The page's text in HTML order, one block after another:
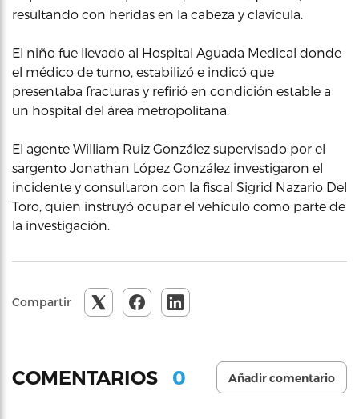
resultando con heridas en la cabeza y clavícula.
El niño fue llevado al Hospital Aguada Medical donde
el médico de turno, estabilizó e indicó que
presentaba fracturas y refirió en condición estable a
un hospital del área metropolitana.
El agente William Ruiz González supervisado por el
sargento Jonathan López González investigaron el
incidente y consultaron con la fiscal Sigrid Nazario Del
Toro, quien instruyó ocupar el vehículo como parte de
la investigación.
Compartir
COMENTARIOS 0 Añadir comentario